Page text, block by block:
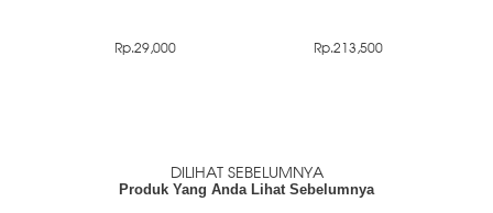
Rp.29,000 Rp.213,500
DILIHAT SEBELUMNYA
Produk Yang Anda Lihat Sebelumnya